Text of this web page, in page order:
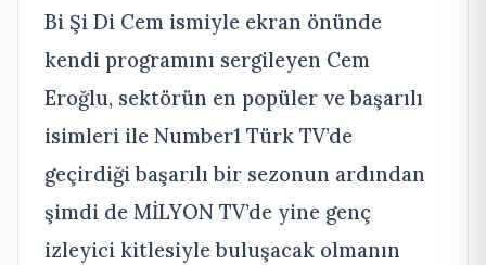
Bi Şi Di Cem ismiyle ekran önünde
kendi programını sergileyen Cem
Eroğlu, sektörün en popüler ve başarılı
isimleri ile Number1 Türk TV’de
geçirdiği başarılı bir sezonun ardından
şimdi de MİLYON TV’de yine genç
izleyici kitlesiyle buluşacak olmanın